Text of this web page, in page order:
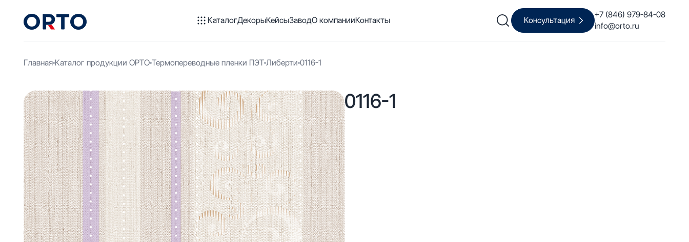
КаталогДекорыКейсыЗаводО компанииКонтакты Консультация
+7 (846) 979-84-08
info@orto.ru
Главная Каталог продукции ОРТО Термопереводные пленки ПЭТ Либерти 0116-1
0116-1